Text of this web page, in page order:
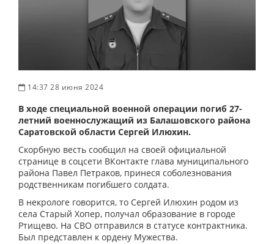
14:37 28 июня 2024
В ходе специальной военной операции погиб 27-
летний военнослужащий из Балашовского района
Саратовской области Сергей Илюхин.
Скорбную весть сообщил на своей официальной
странице в соцсети ВКонтакте глава муниципального
района Павел Петраков, принеся соболезнования
родственникам погибшего солдата.
В некрологе говорится, то Сергей Илюхин родом из
села Старый Хопер, получал образование в городе
Ртищево. На СВО отправился в статусе контрактника.
Был представлен к ордену Мужества.